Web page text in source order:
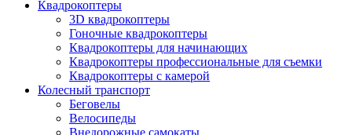
Квадрокоптеры
3D квадрокоптеры
Гоночные квадрокоптеры
Квадрокоптеры для начинающих
Квадрокоптеры профессиональные для съемки
Квадрокоптеры с камерой
Колесный транспорт
Беговелы
Велосипеды
Внедорожные самокаты